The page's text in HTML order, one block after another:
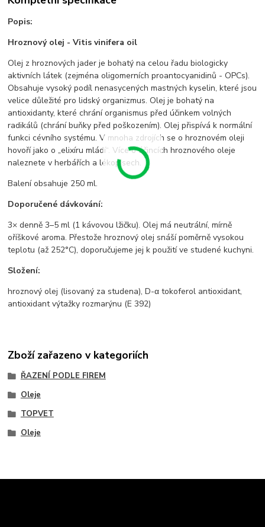
Popis:
Hroznový olej - Vitis vinifera oil
Olej z hroznových jader je bohatý na celou řadu biologicky
aktivních látek (zejména oligomerních proantocyanidinů - OPCs).
Obsahuje vysoký podíl nenasycených mastných kyselin, které jsou
velice důležité pro lidský organizmus. Olej je bohatý na
antioxidanty, které chrání organismus před účinkem volných
radikálů (chrání buňky před poškozením). Olej přispívá k normální
funkci cévního systému. V mnoha zdrojích se o hroznovém oleji
hovoří jako o „elixíru mládí“. Více o účincích hroznového oleje
naleznete v herbářích a lékopisech.
Balení obsahuje 250 ml.
Doporučené dávkování:
3× denně 3–5 ml (1 kávovou lžičku). Olej má neutrální, mírně
oříškové aroma. Přestože hroznový olej snáší poměrně vysokou
teplotu (až 252°C), doporučujeme jej k použití ve studené kuchyni.
Složení:
hroznový olej (lisovaný za studena), D-α tokoferol antioxidant,
antioxidant výtažky rozmarýnu (E 392)
Zboží zařazeno v kategoriích
ŘAZENÍ PODLE FIREM
Oleje
TOPVET
Oleje